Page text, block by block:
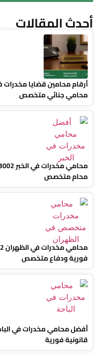
أحدث المقالات
أرقام محامين قضايا
محامي جنائي متخصص
محام متخصص
فورية ودفاع متخصص
قانونية فورية